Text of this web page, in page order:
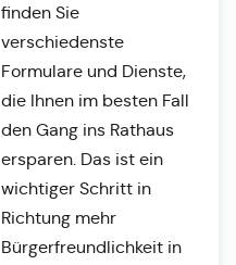
finden Sie
verschiedenste
Formulare und Dienste,
die Ihnen im besten Fall
den Gang ins Rathaus
ersparen. Das ist ein
wichtiger Schritt in
Richtung mehr
Bürgerfreundlichkeit in